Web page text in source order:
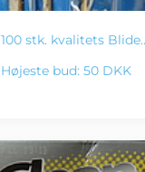
100 stk. kvalitets
Højeste bud: 50 DKK